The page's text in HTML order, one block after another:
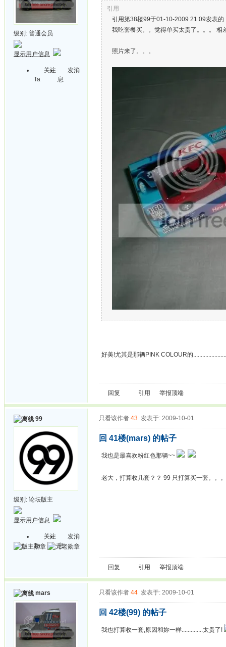
级别: 普通会员
显示用户信息
关注
Ta
发消
息
引用
引用第38楼99于01-10-2009 21:09发表的
我吃套餐买。。觉得单买太贵了。。。 相
照片来了。。。
好美!尤其是那辆PINK COLOUR的
回复 引用 举报顶端
99
级别: 论坛版主
显示用户信息
关注
Ta
发消
息
只看该作者 43 发表于: 2009-10-01
回 41楼(mars) 的帖子
我也是最喜欢粉红色那辆~~
老大，打算收几套？？ 99 只打算买一套。。
回复 引用 举报顶端
mars 只看该作者 44 发表于: 2009-10-01
回 42楼(99) 的帖子
我也打算收一套,原因和妳一样..............太贵了!